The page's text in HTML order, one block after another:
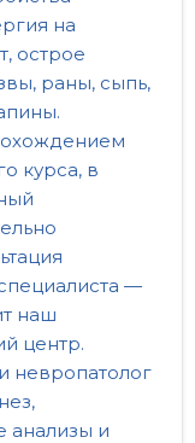
на
острое
раны, сыпь,
курса, в
—
наш
центр.
невропатолог
анализы и